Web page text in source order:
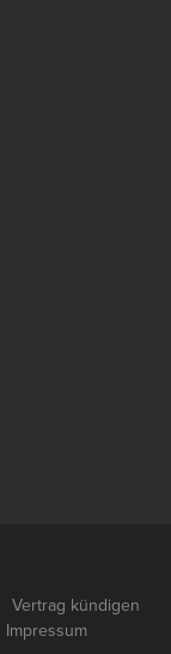
Vertrag kündigen
Impressum